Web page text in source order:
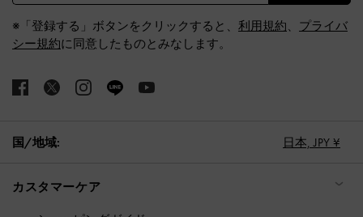
※「登録する」ボタンをクリックすると、 利用規約、 プライバ
シー規約に同意したものとみなします。
国/地域: 日本, JPY ¥
カスタマーケア